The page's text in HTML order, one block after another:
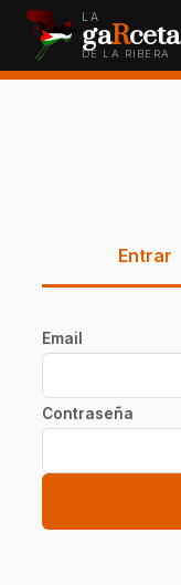
LA
gaRceta
DE LA RIBERA
Entrar
Email
Contraseña